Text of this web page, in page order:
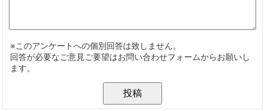
※このアンケートへの個別回答は致しません。
回答が必要なご意見ご要望はお問い合わせフォームからお願いし
ます。